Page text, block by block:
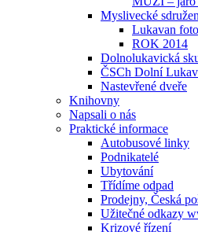
Myslivecké
Lukavan
ROK 2014
Dolnolukavická
ČSCh Dolní
Nastevřené dveře
Knihovny
Napsali o nás
Praktické informace
Autobusové linky
Podnikatelé
Ubytování
Třídíme odpad
Prodejny, Česká
Užitečné odkazy
Krizové řízení